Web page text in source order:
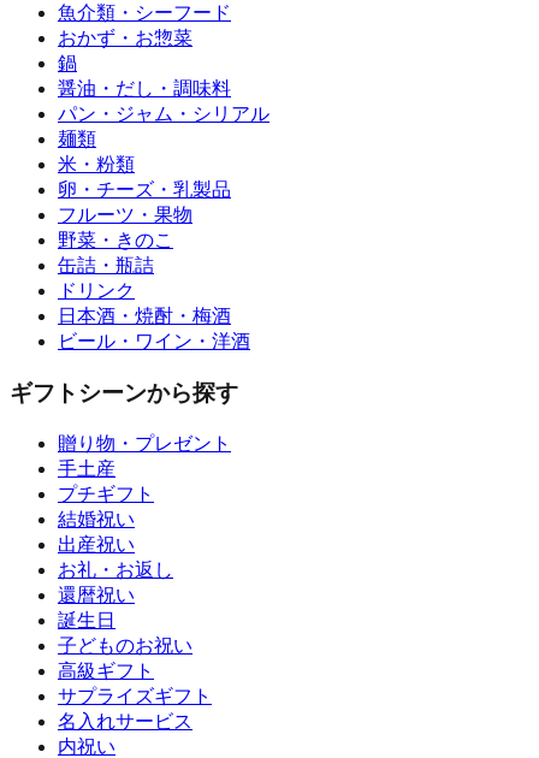
魚介類・シーフード
おかず・お惣菜
鍋
醤油・だし・調味料
パン・ジャム・シリアル
麺類
米・粉類
卵・チーズ・乳製品
フルーツ・果物
野菜・きのこ
缶詰・瓶詰
ドリンク
日本酒・焼酎・梅酒
ビール・ワイン・洋酒
ギフトシーンから探す
贈り物・プレゼント
手土産
プチギフト
結婚祝い
出産祝い
お礼・お返し
還暦祝い
誕生日
子どものお祝い
高級ギフト
サプライズギフト
名入れサービス
内祝い